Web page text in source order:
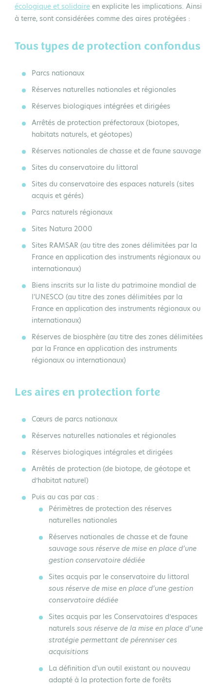
écologique et solidaire en explicite les implications. Ainsi
à terre, sont considérées comme des aires protégées :
Tous types de protection confondus
Parcs nationaux
Réserves naturelles nationales et régionales
Réserves biologiques intégrées et dirigées
Arrêtés de protection préfectoraux (biotopes,
habitats naturels, et géotopes)
Réserves nationales de chasse et de faune sauvage
Sites du conservatoire du littoral
Sites du conservatoire des espaces naturels (sites
acquis et gérés)
Parcs naturels régionaux
Sites Natura 2000
Sites RAMSAR (au titre des zones délimitées par la
France en application des instruments régionaux ou
internationaux)
Biens inscrits sur la liste du patrimoine mondial de
l'UNESCO (au titre des zones délimitées par la
France en application des instruments régionaux ou
internationaux)
Réserves de biosphère (au titre des zones délimitées
par la France en application des instruments
régionaux ou internationaux)
Les aires en protection forte
Cœurs de parcs nationaux
Réserves naturelles nationales et régionales
Réserves biologiques intégrales et dirigées
Arrêtés de protection (de biotope, de géotope et
d’habitat naturel)
Puis au cas par cas :
Périmètres de protection des réserves
naturelles nationales
Réserves nationales de chasse et de faune
sauvage sous réserve de mise en place d’une
gestion conservatoire dédiée
Sites acquis par le conservatoire du littoral
sous réserve de mise en place d’une gestion
conservatoire dédiée
Sites acquis par les Conservatoires d’espaces
naturels sous réserve de la mise en place d’une
stratégie permettant de pérenniser ces
acquisitions
La définition d'un outil existant ou nouveau
adapté à la protection forte de forêts